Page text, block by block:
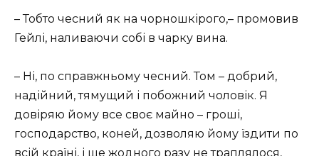
– Тобто чесний як на чорношкірого,– промовив
Гейлі, наливаючи собі в чарку вина.
– Ні, по справжньому чесний. Том – добрий,
надійний, тямущий і побожний чоловік. Я
довіряю йому все своє майно – гроші,
господарство, коней, дозволяю йому їздити по
всій країні, і ще жодного разу не траплялося,